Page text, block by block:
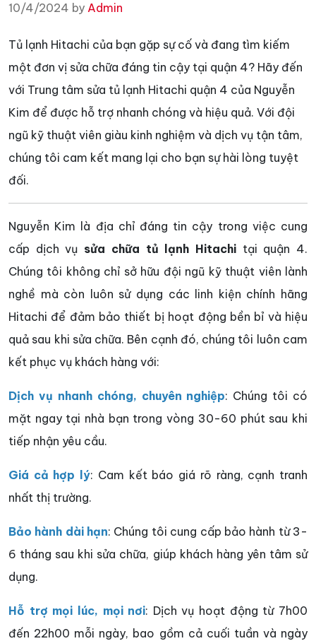
10/4/2024 by Admin
Tủ lạnh Hitachi của bạn gặp sự cố và đang tìm kiếm
một đơn vị sửa chữa đáng tin cậy tại quận 4? Hãy đến
với Trung tâm sửa tủ lạnh Hitachi quận 4 của Nguyễn
Kim để được hỗ trợ nhanh chóng và hiệu quả. Với đội
ngũ kỹ thuật viên giàu kinh nghiệm và dịch vụ tận tâm,
chúng tôi cam kết mang lại cho bạn sự hài lòng tuyệt
đối.
Nguyễn Kim là địa chỉ đáng tin cậy trong việc cung
cấp dịch vụ sửa chữa tủ lạnh Hitachitại quận 4.
Chúng tôi không chỉ sở hữu đội ngũ kỹ thuật viên lành
nghề mà còn luôn sử dụng các linh kiện chính hãng
Hitachi để đảm bảo thiết bị hoạt động bền bỉ và hiệu
quả sau khi sửa chữa. Bên cạnh đó, chúng tôi luôn cam
kết phục vụ khách hàng với:
Dịch vụ nhanh chóng, chuyên nghiệp: Chúng tôi có
mặt ngay tại nhà bạn trong vòng 30-60 phút sau khi
tiếp nhận yêu cầu.
Giá cả hợp lý: Cam kết báo giá rõ ràng, cạnh tranh
nhất thị trường.
Bảo hành dài hạn: Chúng tôi cung cấp bảo hành từ 3-
6 tháng sau khi sửa chữa, giúp khách hàng yên tâm sử
dụng.
Hỗ trợ mọi lúc, mọi nơi: Dịch vụ hoạt động từ 7h00
đến 22h00 mỗi ngày, bao gồm cả cuối tuần và ngày